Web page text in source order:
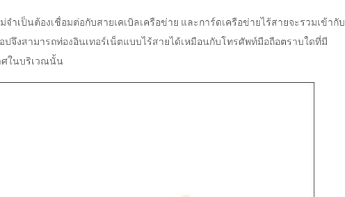
ำเป็นต้องเชื่อมต่อกับสายเคเบิลเครือข่าย และการ์ดเครือข่ายไร้สายจะรวมเข้ากับ
จึงสามารถท่องอินเทอร์เน็ตแบบไร้สายได้เหมือนกับโทรศัพท์มือถือตราบใดที่มี
ในบริเวณนั้น